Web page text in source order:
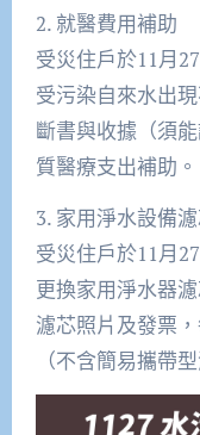
2. 就醫費用補助
受災住戶於11月
受污染自來水出
斷書與收據（須
質醫療支出補助。
3. 家用淨水設備
受災住戶於11月
更換家用淨水器
濾芯照片及發票
（不含簡易攜帶型